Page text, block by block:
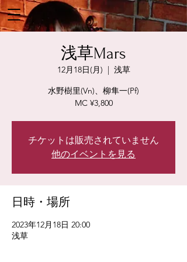
浅草Mars
12月18日(月)
  |
浅草
水野樹里(Vn)、柳隼一(Pf)
MC ¥3,800
チケットは販売されていません
他のイベントを見る
日時・場所
2023年12月18日 20:00
浅草